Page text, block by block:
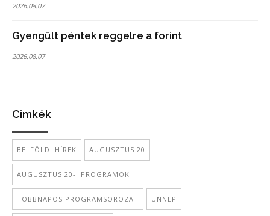
2026.08.07
Gyengült péntek reggelre a forint
2026.08.07
Cimkék
BELFÖLDI HÍREK AUGUSZTUS 20
AUGUSZTUS 20-I PROGRAMOK
TÖBBNAPOS PROGRAMSOROZAT ÜNNEP